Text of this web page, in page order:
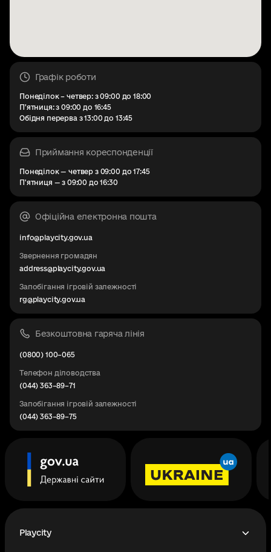
Графік роботи
Понеділок – четвер: з 09:00 до 18:00
Пʼятниця: з 09:00 до 16:45
Обідня перерва з 13:00 до 13:45
Приймання кореспонденції
Понеділок — четвер з 09:00 до 17:45
П'ятниця — з 09:00 до 16:30
Офіційна електронна пошта
info@playcity.gov.ua
Звернення громадян
address@playcity.gov.ua
Запобігання ігровій залежності
rg@playcity.gov.ua
Безкоштовна гаряча лінія
(0800) 100–065
Телефон діловодства
(044) 363–89–71
Запобігання ігровій залежності
(044) 363–89–75
Playcity